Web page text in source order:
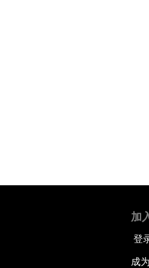
加
登
成